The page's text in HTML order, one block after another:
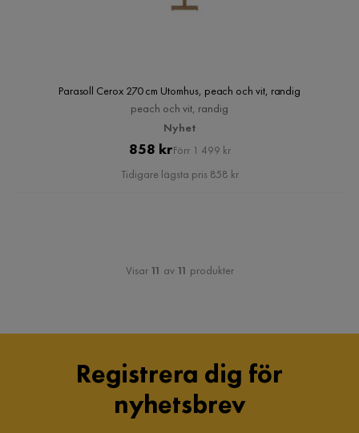
Parasoll Cerox 270 cm Utomhus, peach och vit, randig
peach och vit, randig
Nyhet
Pris
858 kr Original
Pris
Förr 1 499 kr
Tidigare lägsta pris 858 kr
Visar 11 av 11 produkter
Registrera dig för
nyhetsbrev